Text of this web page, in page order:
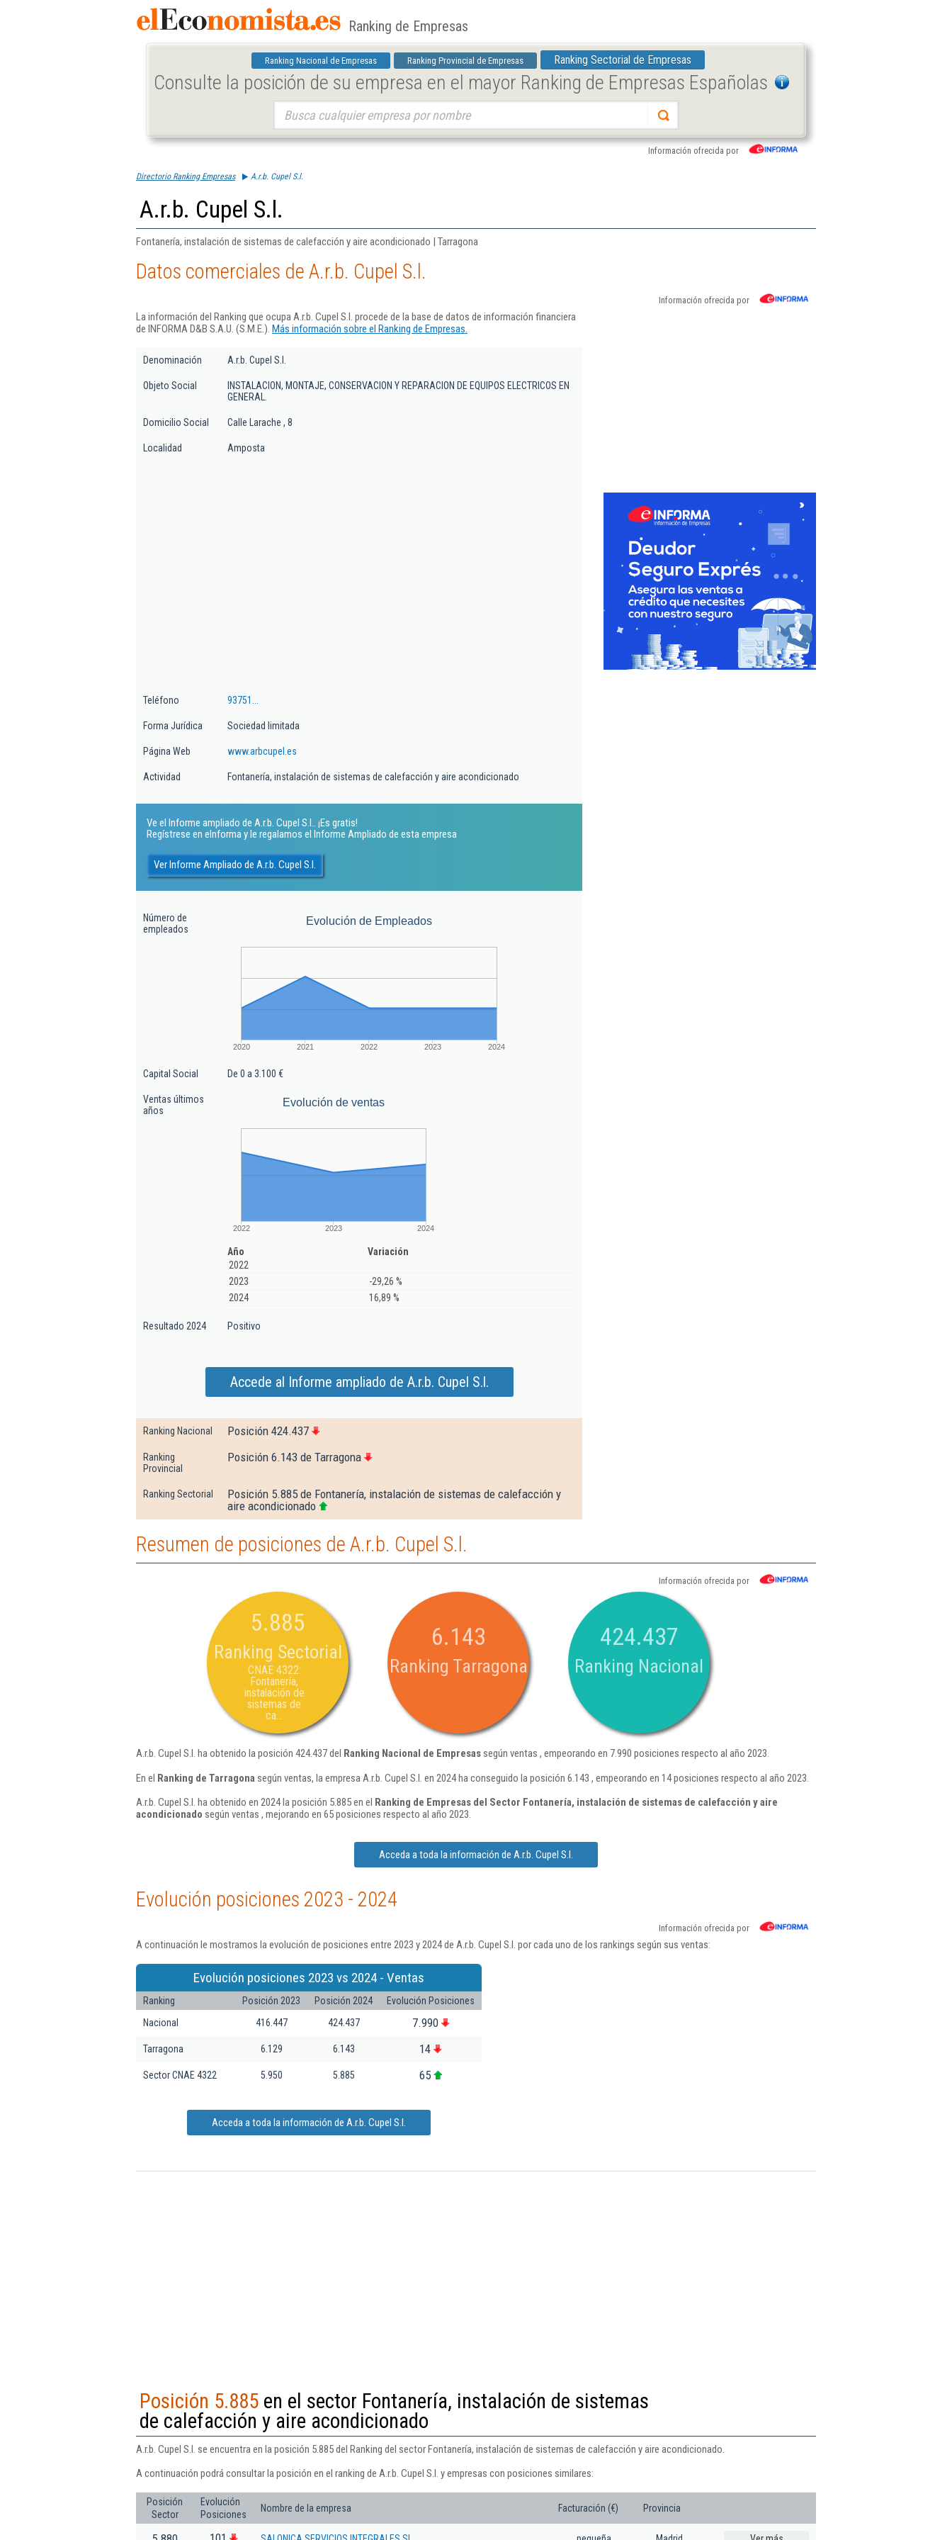
Ranking de Empresas
Ranking Nacional de Empresas Ranking Provincial de Empresas Ranking Sectorial de Empresas
Consulte la posición de su empresa en el mayor Ranking de Empresas Españolas
Información ofrecida por
Directorio Ranking Empresas A.r.b. Cupel S.l.
A.r.b. Cupel S.l.
Fontanería, instalación de sistemas de calefacción y aire acondicionado | Tarragona
Datos comerciales de A.r.b. Cupel S.l.
Información ofrecida por
La información del Ranking que ocupa A.r.b. Cupel S.l. procede de la base de datos de información financiera
de INFORMA D&B S.A.U. (S.M.E.). Más información sobre el Ranking de Empresas.
Denominación A.r.b. Cupel S.l.
Objeto Social
INSTALACION, MONTAJE, CONSERVACION Y REPARACION DE EQUIPOS ELECTRICOS EN
GENERAL.
Domicilio Social Calle Larache , 8
Localidad Amposta
Teléfono 93751...
Forma Jurídica Sociedad limitada
Página Web www.arbcupel.es
Actividad Fontanería, instalación de sistemas de calefacción y aire acondicionado
Ve el Informe ampliado de A.r.b. Cupel S.l.. ¡Es gratis!
Regístrese en eInforma y le regalamos el Informe Ampliado de esta empresa
Ver Informe Ampliado de A.r.b. Cupel S.l.
Número de
empleados
Evolución de Empleados
2020 2021 2022 2023 2024
Capital Social De 0 a 3.100 €
Ventas últimos
años
Evolución de ventas
2022 2023 2024
Año
Variación
2022
2023
-29,26 %
2024
16,89 %
Resultado 2024 Positivo
Accede al Informe ampliado de A.r.b. Cupel S.l.
Ranking Nacional Posición 424.437
Ranking
Provincial
Posición 6.143 de Tarragona
Ranking Sectorial
Posición 5.885 de Fontanería, instalación de sistemas de calefacción y
aire acondicionado
Resumen de posiciones de A.r.b. Cupel S.l.
Información ofrecida por
5.885
Ranking Sectorial
CNAE 4322:
Fontanería,
instalación de
sistemas de
ca...
6.143
Ranking Tarragona
424.437
Ranking Nacional
A.r.b. Cupel S.l. ha obtenido la posición 424.437 del Ranking Nacional de Empresassegún ventas , empeorando en 7.990 posiciones respecto al año 2023.
En el Ranking de Tarragona según ventas, la empresa A.r.b. Cupel S.l. en 2024 ha conseguido la posición 6.143 , empeorando en 14 posiciones respecto al año 2023.
A.r.b. Cupel S.l. ha obtenido en 2024 la posición 5.885 en el Ranking de Empresas del Sector Fontanería, instalación de sistemas de calefacción y aire
acondicionado según ventas , mejorando en 65 posiciones respecto al año 2023.
Acceda a toda la información de A.r.b. Cupel S.l.
Evolución posiciones 2023 - 2024
Información ofrecida por
A continuación le mostramos la evolución de posiciones entre 2023 y 2024 de A.r.b. Cupel S.l. por cada uno de los rankings según sus ventas:
Evolución posiciones 2023 vs 2024 - Ventas
Ranking Posición 2023 Posición 2024
Evolución Posiciones
Nacional
416.447 424.437 7.990
Tarragona 6.129 6.143 14
Sector CNAE 4322 5.950 5.885 65
Acceda a toda la información de A.r.b. Cupel S.l.
Posición 5.885 en el sector Fontanería, instalación de sistemas
de calefacción y aire acondicionado
A.r.b. Cupel S.l. se encuentra en la posición 5.885 del Ranking del sector Fontanería, instalación de sistemas de calefacción y aire acondicionado.
A continuación podrá consultar la posición en el ranking de A.r.b. Cupel S.l. y empresas con posiciones similares:
Posición
Sector
Evolución
Posiciones
Nombre de la empresa Facturación (€) Provincia